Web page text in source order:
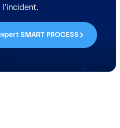
SMART PROCESS